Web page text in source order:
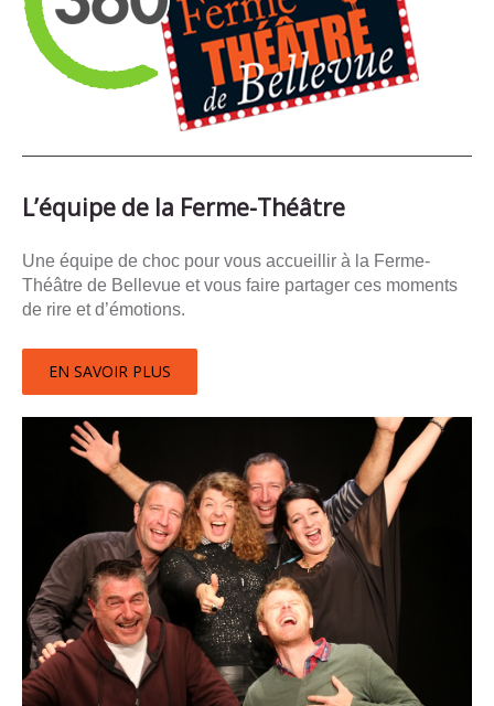
L’équipe de la Ferme-Théâtre
Une équipe de choc pour vous accueillir à la Ferme-
Théâtre de Bellevue et vous faire partager ces moments
de rire et d’émotions.
EN SAVOIR PLUS